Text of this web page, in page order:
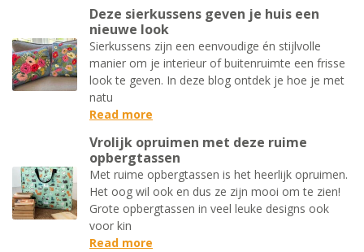
Deze sierkussens geven je huis een
nieuwe look
Sierkussens zijn een eenvoudige én stijlvolle
manier om je interieur of buitenruimte een frisse
look te geven. In deze blog ontdek je hoe je met
natu
Read more
Vrolijk opruimen met deze ruime
opbergtassen
Met ruime opbergtassen is het heerlijk opruimen.
Het oog wil ook en dus ze zijn mooi om te zien!
Grote opbergtassen in veel leuke designs ook
voor kin
Read more